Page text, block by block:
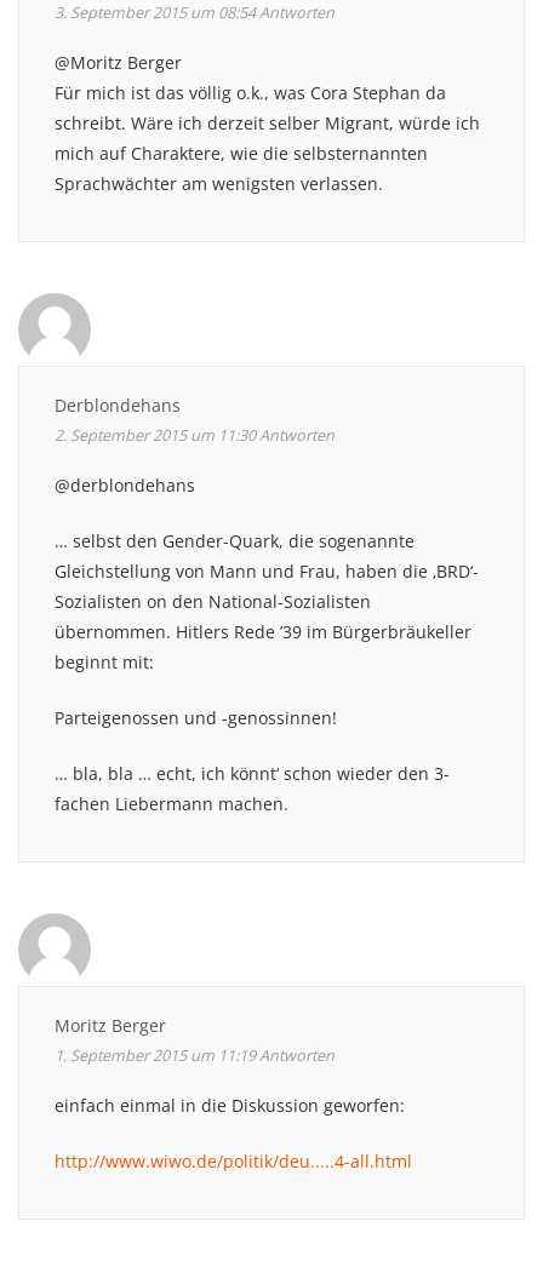
3. September 2015 um 08:54Antworten
@Moritz Berger
Für mich ist das völlig o.k., was Cora Stephan da
schreibt. Wäre ich derzeit selber Migrant, würde ich
mich auf Charaktere, wie die selbsternannten
Sprachwächter am wenigsten verlassen.
Derblondehans
2. September 2015 um 11:30Antworten
@derblondehans
… selbst den Gender-Quark, die sogenannte
Gleichstellung von Mann und Frau, haben die ‚BRD‘-
Sozialisten on den National-Sozialisten
übernommen. Hitlers Rede ’39 im Bürgerbräukeller
beginnt mit:
Parteigenossen und -genossinnen!
… bla, bla … echt, ich könnt‘ schon wieder den 3-
fachen Liebermann machen.
Moritz Berger
1. September 2015 um 11:19Antworten
einfach einmal in die Diskussion geworfen:
http://www.wiwo.de/politik/deu.....4-all.html